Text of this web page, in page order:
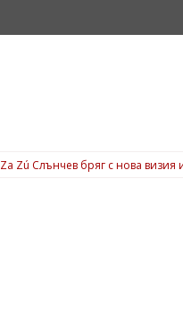
Za Zú Слънчев бряг с нова